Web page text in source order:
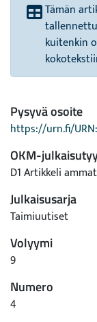
Tämän
kuitenkin
Pysyvä osoite
https://urn.fi/
OKM-
D1 Artikkeli
Julkaisusarja
Taimiuutiset
Volyymi
9
Numero
4